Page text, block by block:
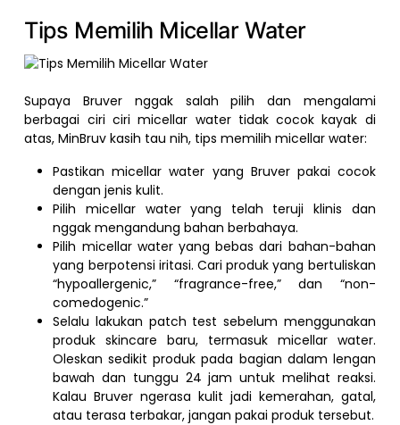
Tips Memilih Micellar Water
Supaya Bruver nggak salah pilih dan mengalami
berbagai ciri ciri micellar water tidak cocok kayak di
atas, MinBruv kasih tau nih, tips memilih micellar water:
Pastikan micellar water yang Bruver pakai cocok
dengan jenis kulit.
Pilih micellar water yang telah teruji klinis dan
nggak mengandung bahan berbahaya.
Pilih micellar water yang bebas dari bahan-bahan
yang berpotensi iritasi. Cari produk yang bertuliskan
“hypoallergenic,” “fragrance-free,” dan “non-
comedogenic.”
Selalu lakukan patch test sebelum menggunakan
produk skincare baru, termasuk micellar water.
Oleskan sedikit produk pada bagian dalam lengan
bawah dan tunggu 24 jam untuk melihat reaksi.
Kalau Bruver ngerasa kulit jadi kemerahan, gatal,
atau terasa terbakar, jangan pakai produk tersebut.